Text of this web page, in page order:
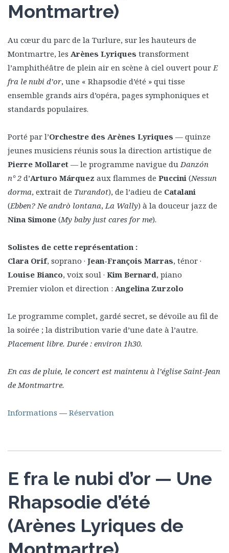
Montmartre)
Au cœur du parc de la Turlure, sur les hauteurs de
Montmartre, les Arènes Lyriques transforment
l’amphithéâtre de plein air en scène à ciel ouvert pourE
fra le nubi d’or, une « Rhapsodie d’été » qui tisse
ensemble grands airs d’opéra, pages symphoniques et
standards populaires.
Porté par l’Orchestre des Arènes Lyriques — quinze
jeunes musiciens réunis sous la direction artistique de
Pierre Mollaret — le programme navigue duDanzón
n° 2 d’Arturo Márquez aux flammes de Puccini (Nessun
dorma, extrait de Turandot), de l’adieu de Catalani
(Ebben? Ne andrò lontana,La Wally) à la douceur jazz de
Nina Simone (My baby just cares for me).
Solistes de cette représentation :
Clara Orif, soprano · Jean-François Marras, ténor ·
Louise Bianco, voix soul · Kim Bernard, piano
Premier violon et direction : Angelina Zurzolo
Le programme complet, gardé secret, se dévoile au fil de
la soirée ; la distribution varie d’une date à l’autre.
Placement libre. Durée : environ 1h30.
En cas de pluie, le concert est maintenu à l’église Saint-Jean
de Montmartre.
Informations — Réservation
E fra le nubi d’or — Une
Rhapsodie d’été
(Arènes Lyriques de